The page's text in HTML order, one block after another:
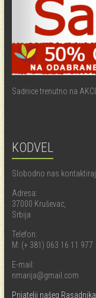
Sadnice trenutno na
KODVEL
Slobodno nas
Adresa:
37000 Kruševac,
Srbija
Telefon:
M: (+ 381) 063 16 11 977
E-mail:
nmarija@gmail.com
Prijatelji našeg